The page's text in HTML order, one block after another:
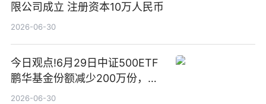
限公司成立 注册资本10万人民币
2026-06-30
今日观点!6月29日中证500ETF
鹏华基金份额减少200万份，重
仓股亨通光电、赤峰黄金、佰维
2026-06-30